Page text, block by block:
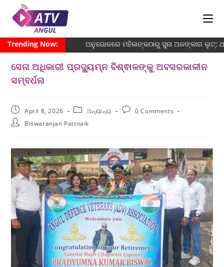
Trending Now: ଅନୁଗୋଳରେ ମହିଳାଙ୍କଠାରୁ ସୁନା ଅଳଙ୍କାର ଲୁଟ୍:
ସେନା ଅଧିକାରୀ ପ୍ରଦ୍ୟୁମ୍ନ ବିଶ୍ଵାଳଙ୍କୁ ଅବସରକାଳୀନ
ସମ୍ବର୍ଧନା
April 8, 2026 ଅନ୍ୟାନ୍ୟ
0 Comments
Biswaranjan Pattnaik